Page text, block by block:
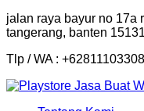
jalan raya bayur no 17a
tangerang, banten 15131
Tlp / WA :